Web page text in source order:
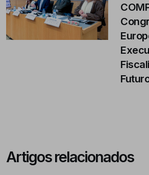
Artigos relacionados